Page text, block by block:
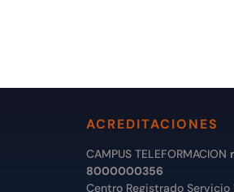
ACREDITACIONES
CAMPUS TELEFORMACION
8000000356
Centro Registrado Servicio